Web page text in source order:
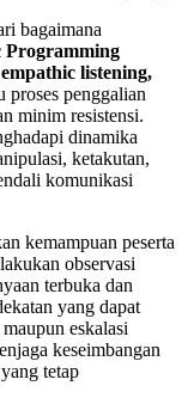
bagaimana
Programming
listening,
proses penggalian
minim resistensi.
dinamika
ketakutan,
komunikasi
kemampuan peserta
observasi
terbuka dan
yang dapat
eskalasi
keseimbangan
tetap